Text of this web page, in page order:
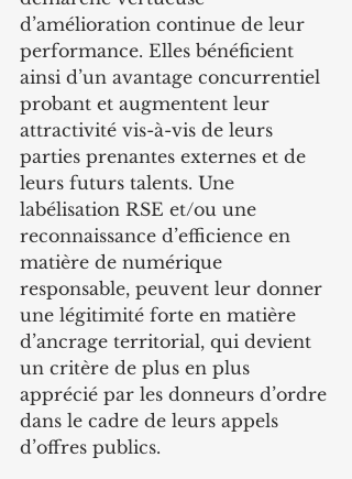
d’amélioration continue de leur
performance. Elles bénéficient
ainsi d’un avantage concurrentiel
probant et augmentent leur
attractivité vis-à-vis de leurs
parties prenantes externes et de
leurs futurs talents. Une
labélisation RSE et/ou une
reconnaissance d’efficience en
matière de numérique
responsable, peuvent leur donner
une légitimité forte en matière
d’ancrage territorial, qui devient
un critère de plus en plus
apprécié par les donneurs d’ordre
dans le cadre de leurs appels
d’offres publics.